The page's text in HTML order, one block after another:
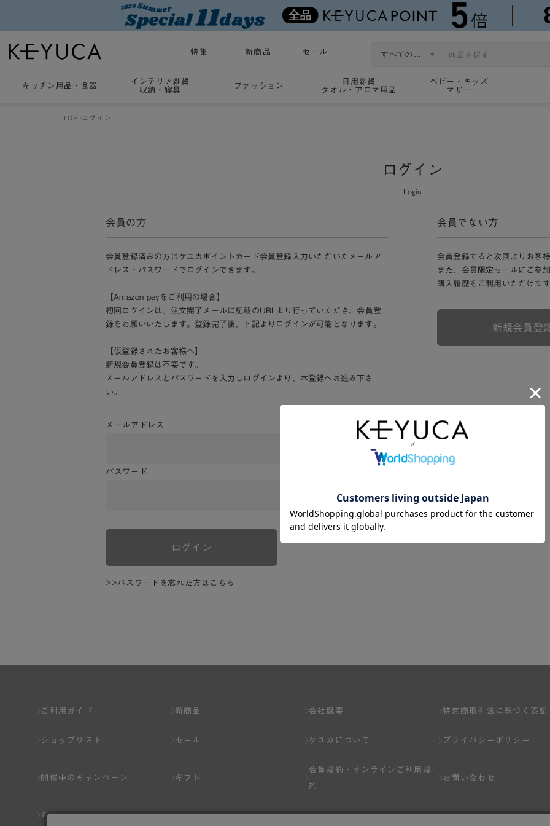
特集 新商品 セール
キッチン用品 ・ 食器
インテリア雑貨
収納・寝具
ファッション
日用雑貨
タオル・アロマ用品
ベビー・キッズ
マザー
TOP ログイン
ログイン
Login
会員の方
会員登録済みの方はケユカポイントカード会員登録入力いただいたメールア
ドレス・パスワードでログインできます。
【Amazon payをご利用の場合】
初回ログインは、注文完了メールに記載のURLより行っていただき、会員登
録をお願いいたします。登録完了後、下記よりログインが可能となります。
【仮登録されたお客様へ】
新規会員登録は不要です。
メールアドレスとパスワードを入力しログインより、本登録へお進み下さ
い。
メールアドレス
パスワード
ログイン
>>パスワードを忘れた方はこちら
会員でない方
会員登録すると次回よりお客
また、会員限定セールにご参
購入履歴をご利用いただけま
新規会員登
ご利用ガイド
ショップリスト
開催中のキャンペーン
おすすめ特集
新商品
セール
ギフト
スタッフ募集
会社概要
ケユカについて
会員規約・
オンラインご利用規
約
Q&A
特定商取引法に基づく表記
プライバシーポリシー
お問い合わせ